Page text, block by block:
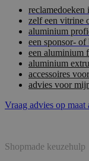
reclamedoeken
zelf een vitrine
aluminium
een sponsor-
een aluminium
aluminium
accessoires
advies voor
Vraag advies op maat
Shopmade keuzehulp